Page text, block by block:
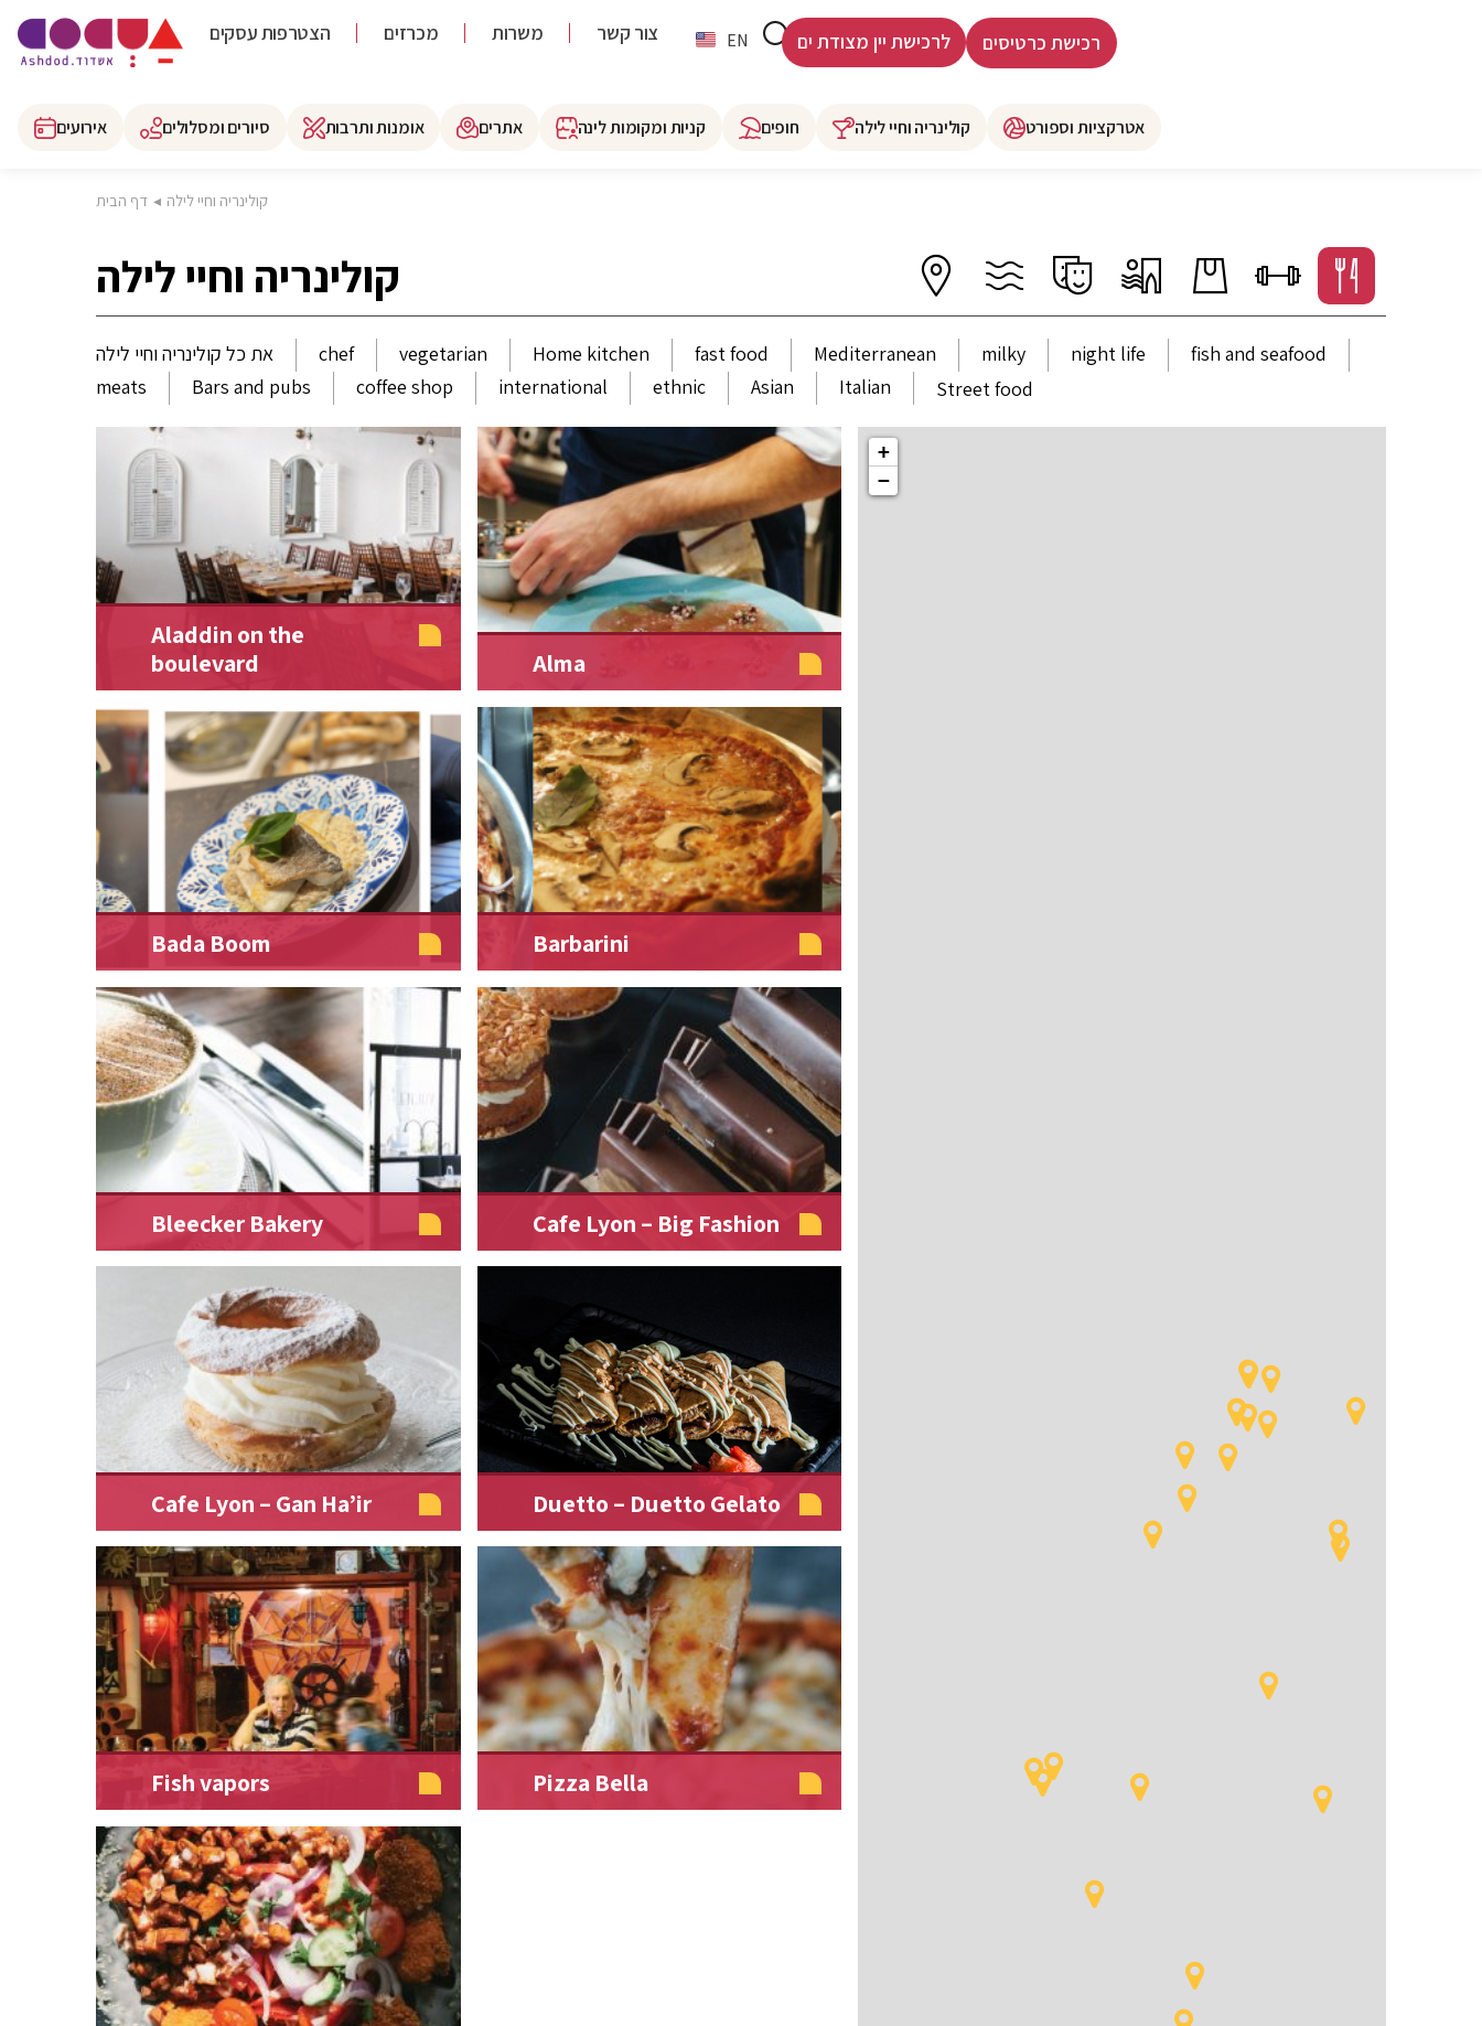
הצטרפות עסקים מכרזים משרות צור קשר EN
HE
לרכישת יין מצודת ים רכישת כרטיסים
אירועים סיורים ומסלולים אומנות ותרבות אתרים קניות ומקומות לינה חופים קולינריה וחיי לילה אטרקציות וספורט
דף הבית ◂ קולינריה וחיי לילה
קולינריה וחיי לילה
את כל קולינריה וחיי לילה chef vegetarian Home kitchen fast food Mediterranean milky night life
fish and seafood
meats
Bars and pubs coffee shop international ethnic Asian Italian Street food
Aladdin on the
boulevard
Alma
Bada Boom Barbarini
Bleecker Bakery Cafe Lyon – Big Fashion
Cafe Lyon – Gan Ha’ir Duetto – Duetto Gelato
Fish vapors Pizza Bella
+
−